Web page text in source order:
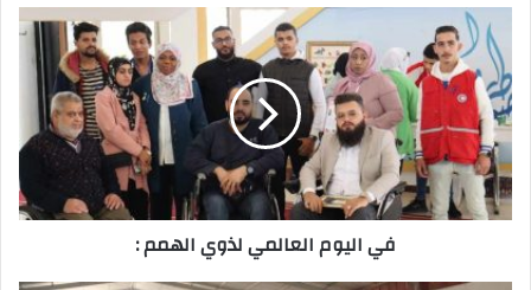
ل
إ
ل
ك
ت
ر
في اليوم العالمي لذوي الهمم :